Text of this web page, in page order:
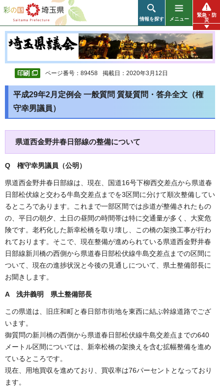
彩の国 埼玉県
情報を探す メニュー
緊急・防
災
ページ番号：89458 掲載日：2020年3月12日
平成29年2月定例会 一般質問 質疑質問・答弁全文（権
守幸男議員）
県道西金野井春日部線の整備について
Q 権守幸男議員（公明 ）
県道西金野井春日部線は、現在、国道16号下柳西交差点から県道春
日部松伏線と交わる牛島交差点までを3区間に分けて順次整備してい
るところであります。これまで一部区間では歩道が整備されたもの
の、平日の朝夕、土日の昼間の時間帯は特に交通量が多く、大変危
険です。老朽化した新幸松橋を取り壊し、この橋の架換工事が行わ
れております。そこで、現在整備が進められている県道西金野井春
日部線新川橋の西側から県道春日部松伏線牛島交差点までの区間に
ついて、現在の進捗状況と今後の見通しについて、県土整備部長に
お聞きします。
A 浅井義明 県土整備部長
この県道は、旧庄和町と春日部市街地を東西に結ぶ幹線道路でござ
います。
御質問の新川橋の西側から県道春日部松伏線牛島交差点までの640
メートル区間については、新幸松橋の架換えを含む拡幅整備を進め
ているところです。
現在、用地買収を進めており、買収率は76パーセントとなっており
ます。